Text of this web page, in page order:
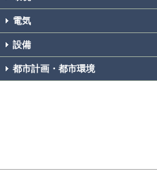
電気
設備
都市計画・都市環境